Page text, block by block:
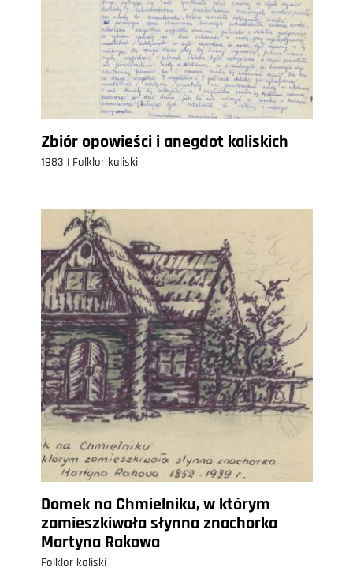
Zbiór opowieści i anegdot kaliskich
1983 | Folklor kaliski
Domek na Chmielniku, w którym
zamieszkiwała słynna znachorka
Martyna Rakowa
Folklor kaliski